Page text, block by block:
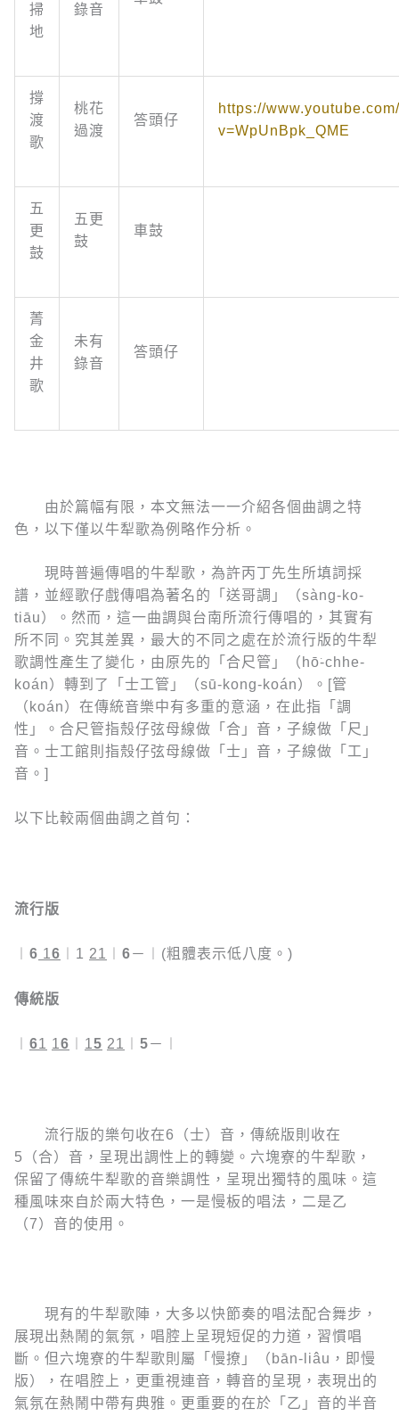
掃
地
錄音
撐
渡
歌
桃花
過渡
答頭仔
https://
v=WpUnBpk_QME
五
更
鼓
五更
鼓
車鼓
菁
金
井
歌
未有
錄音
答頭仔
由於篇幅有限，本文無法一一介紹各個曲調之特
色，以下僅以牛犁歌為例略作分析。
現時普遍傳唱的牛犁歌，為許丙丁先生所填詞採
譜，並經歌仔戲傳唱為著名的「送哥調」（sàng-ko-
tiāu）。然而，這一曲調與台南所流行傳唱的，其實有
所不同。究其差異，最大的不同之處在於流行版的牛犁
歌調性產生了變化，由原先的「合尺管」（hō͘-chhe-
koán）轉到了「士工管」（sū-kong-koán）。[管
（koán）在傳統音樂中有多重的意涵，在此指「調
性」。合尺管指殼仔弦母線做「合」音，子線做「尺」
音。士工館則指殼仔弦母線做「士」音，子線做「工」
音。]
以下比較兩個曲調之首句：
流行版
6 16 ︱1 21 6－︱(粗體表示低八度。)
傳統版
61 16 15 21 5－︱
流行版的樂句收在6（士）音，傳統版則收在
5（合）音，呈現出調性上的轉變。六塊寮的牛犁歌，
保留了傳統牛犁歌的音樂調性，呈現出獨特的風味。這
種風味來自於兩大特色，一是慢板的唱法，二是乙
（7）音的使用。
現有的牛犁歌陣，大多以快節奏的唱法配合舞步，
展現出熱鬧的氣氛，唱腔上呈現短促的力道，習慣唱
斷。但六塊寮的牛犁歌則屬「慢撩」（bān-liâu，即慢
版），在唱腔上，更重視連音，轉音的呈現，表現出的
氣氛在熱鬧中帶有典雅。更重要的在於「乙」音的半音